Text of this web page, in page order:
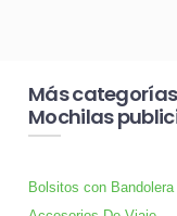
Más
Mochilas
Bolsitos con Bandolera